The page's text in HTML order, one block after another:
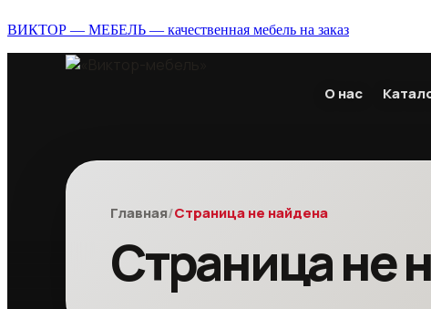
ВИКТОР — МЕБЕЛЬ — качественная мебель на заказ
О нас
Главная/Страница не найдена
Страница не